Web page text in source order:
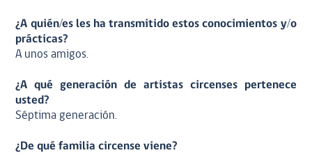
¿A quién/es les ha transmitido estos conocimientos y/o
prácticas?
A unos amigos.
¿A qué generación de artistas circenses pertenece
usted?
Séptima generación.
¿De qué familia circense viene?